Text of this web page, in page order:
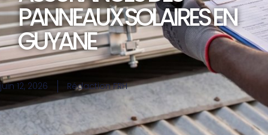
PANNEAUX SOLAIRES EN
GUYANE
juin 12, 2026 Rédaction FRH